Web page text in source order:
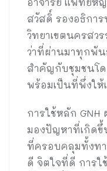
สวัสดิ์ รองอธิกา
วิทยาเขตนครสว
ว่าที่ผ่านมาทุกพัน
สำคัญกับชุมชนโด
พร้อมเป็นที่พึ่งใ
การใช้หลัก
มองปัญหาที่เกิดขึ้
ที่ครอบคลุมทั้งท
ดี จิตใจที่ดี การใ